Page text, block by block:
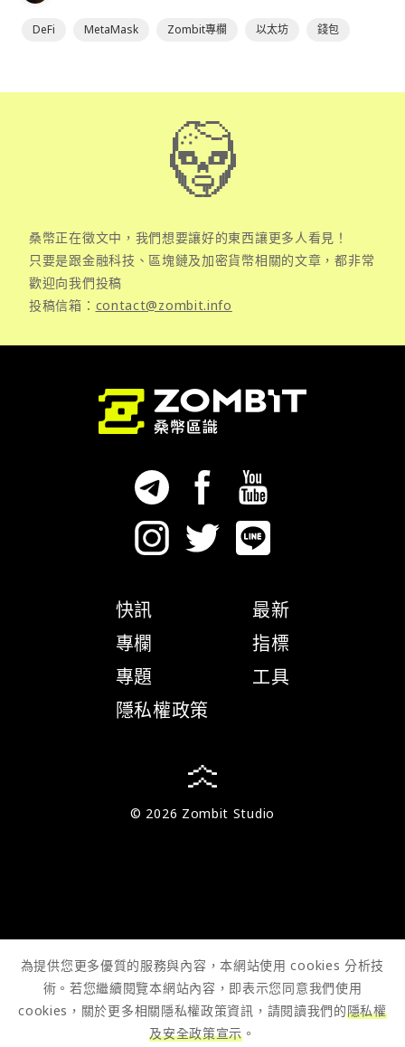
DeFi MetaMask Zombit專欄 以太坊 錢包
桑幣正在徵文中，我們想要讓好的東西讓更多人看見！
只要是跟金融科技、區塊鏈及加密貨幣相關的文章，都非常
歡迎向我們投稿
投稿信箱： contact@zombit.info
快訊
專欄
專題
隱私權政策
最新
指標
工具
© 2026 Zombit Studio
為提供您更多優質的服務與內容，本網站使用 cookies 分析技
術。若您繼續閱覽本網站內容，即表示您同意我們使用
cookies，關於更多相關隱私權政策資訊，請閱讀我們的隱私權
及安全政策宣示 。